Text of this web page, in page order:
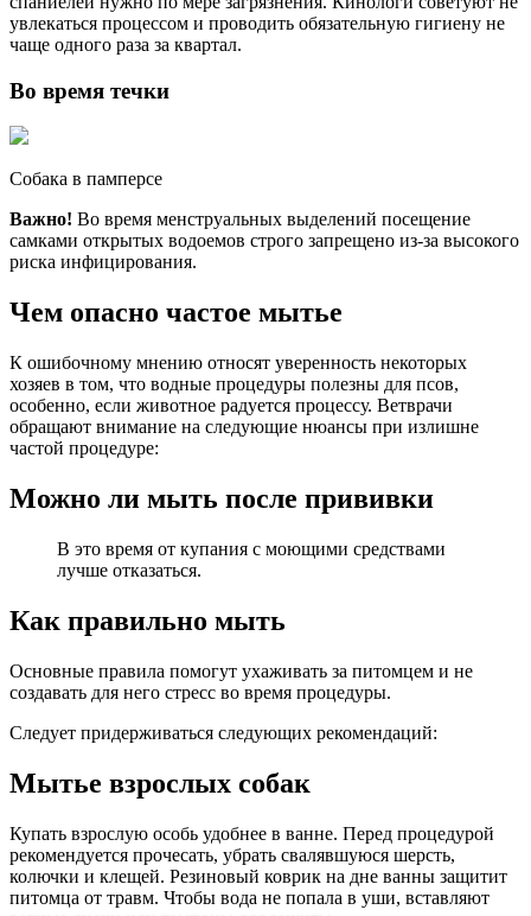
увлекаться процессом и проводить обязательную гигиену не
чаще одного раза за квартал.
Во время течки
Собака в памперсе
Важно! Во время менструальных выделений посещение
самками открытых водоемов строго запрещено из-за высокого
риска инфицирования.
Чем опасно частое мытье
К ошибочному мнению относят уверенность некоторых
хозяев в том, что водные процедуры полезны для псов,
особенно, если животное радуется процессу. Ветврачи
обращают внимание на следующие нюансы при излишне
частой процедуре:
Можно ли мыть после прививки
В это время от купания с моющими средствами
лучше отказаться.
Как правильно мыть
Основные правила помогут ухаживать за питомцем и не
создавать для него стресс во время процедуры.
Следует придерживаться следующих рекомендаций:
Мытье взрослых собак
Купать взрослую особь удобнее в ванне. Перед процедурой
рекомендуется прочесать, убрать свалявшуюся шерсть,
колючки и клещей. Резиновый коврик на дне ванны защитит
питомца от травм. Чтобы вода не попала в уши, вставляют